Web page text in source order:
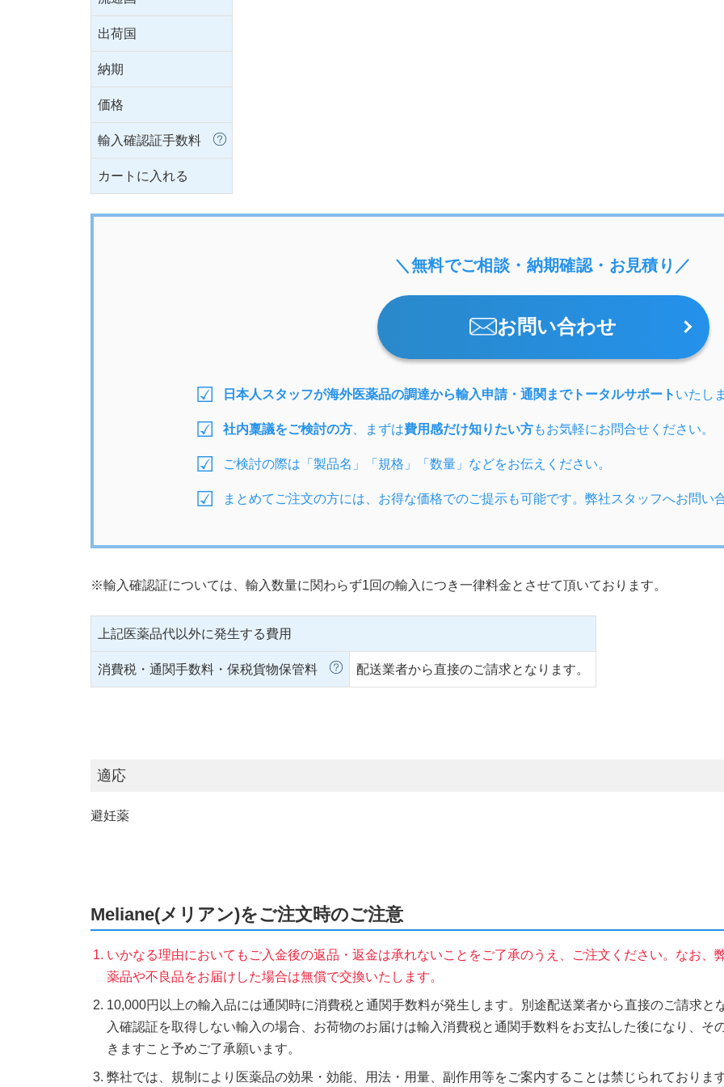
出荷国
納期
価格
輸入確認証手数料
カートに入れる
＼無料でご相談・納期確認・お見積り／
お問い合わせ
日本人スタッフが海外医薬品の調達から輸入申請・通関までトータルサポート いたし
社内稟議をご検討の方 、まずは費用感だけ知りたい方もお気軽にお問合せください。
ご検討の際は「製品名」「規格」「数量」などをお伝えください。
まとめてご注文の方には、お得な価格でのご提示も可能です。弊社スタッフへお問い
※輸入確認証については、輸入数量に関わらず1回の輸入につき一律料金とさせて頂いております。
上記医薬品代以外に発生する費用
消費税・通関手数料・保税貨物保管料 配送業者から直接のご請求となります。
適応
避妊薬
Meliane(メリアン)をご注文時のご注意
いかなる理由においてもご入金後の返品・返金は承れないことをご了承のうえ、ご注文ください。なお、
薬品や不良品をお届けした場合は無償で交換いたします。
10,000円以上の輸入品には通関時に消費税と通関手数料が発生します。別途配送業者から直接のご請求
入確認証を取得しない輸入の場合、お荷物のお届けは輸入消費税と通関手数料をお支払した後になり、そ
きますこと予めご了承願います。
弊社では、規制により医薬品の効果・効能、用法・用量、副作用等をご案内することは禁じられております